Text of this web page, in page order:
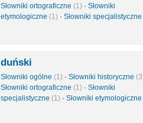
Słowniki ortograficzne (1) · Słowniki
etymologiczne (1) · Słowniki specjalistyczne
duński
Słowniki ogólne (1) · Słowniki historyczne
Słowniki ortograficzne (1) · Słowniki
specjalistyczne (1) · Słowniki etymologiczne